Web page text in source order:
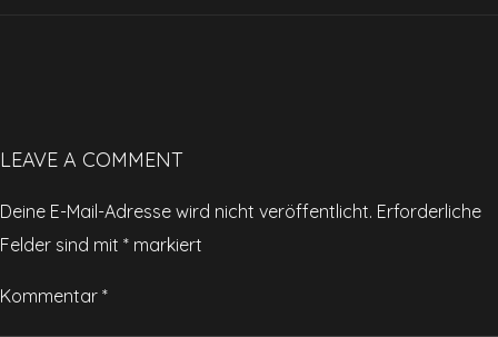
LEAVE A COMMENT
Deine E-Mail-Adresse wird nicht veröffentlicht. Erforderliche
Felder sind mit * markiert
Kommentar *